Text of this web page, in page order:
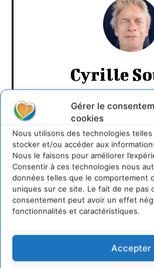
Gérer le
cookies
Nous utilisons des technologies
stocker et/ou accéder aux
Nous le faisons pour améliorer
Consentir à ces technologies nous
données telles que le comportement
uniques sur ce site. Le fait de ne pas
consentement peut avoir un effet
fonctionnalités et caractéristiques.
Accepter
Cyrille
Directeur de la Publication
ans en 2025 ... L'occasion de
d'un nouveau départ vers un
d'intérêt général, avec pour
et partager les solutions utiles
et coopérer avec le vivant. Je
proposition de coopération
au service de la